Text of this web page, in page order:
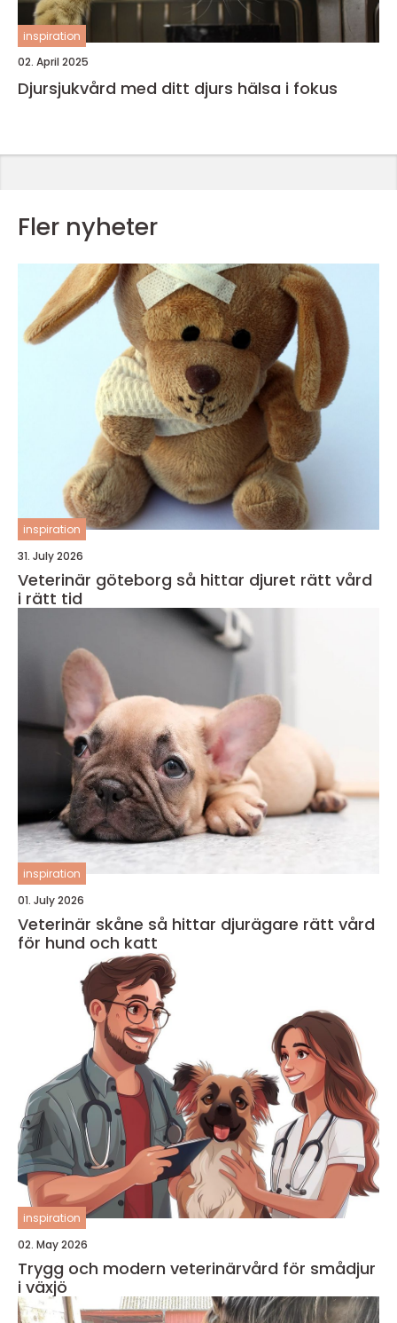
inspiration
02. April 2025
Djursjukvård med ditt djurs hälsa i fokus
Fler nyheter
inspiration
31. July 2026
Veterinär göteborg så hittar djuret rätt vård
i rätt tid
inspiration
01. July 2026
Veterinär skåne så hittar djurägare rätt vård
för hund och katt
inspiration
02. May 2026
Trygg och modern veterinärvård för smådjur
i växjö